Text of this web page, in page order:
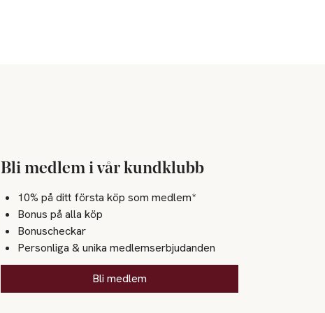
Bli medlem i vår kundklubb
10% på ditt första köp som medlem*
Bonus på alla köp
Bonuscheckar
Personliga & unika medlemserbjudanden
Bli medlem